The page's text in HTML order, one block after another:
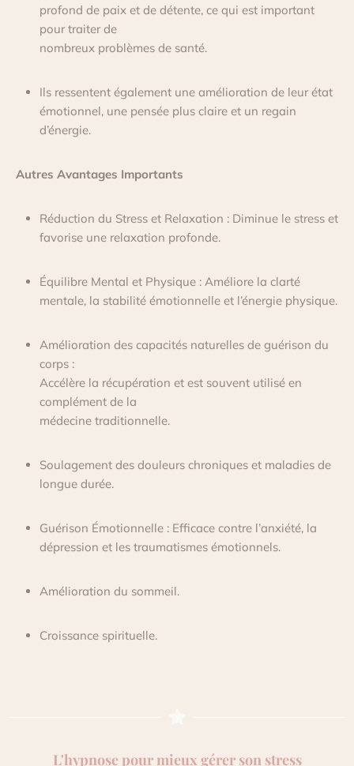
profond de paix et de détente, ce qui est important
pour traiter de
nombreux problèmes de santé.
Ils ressentent également une amélioration de leur état
émotionnel, une pensée plus claire et un regain
d’énergie.
Autres Avantages Importants
Réduction du Stress et Relaxation : Diminue le stress et
favorise une relaxation profonde.
Équilibre Mental et Physique : Améliore la clarté
mentale, la stabilité émotionnelle et l’énergie physique.
Amélioration des capacités naturelles de guérison du
corps :
Accélère la récupération et est souvent utilisé en
complément de la
médecine traditionnelle.
Soulagement des douleurs chroniques et maladies de
longue durée.
Guérison Émotionnelle : Efficace contre l’anxiété, la
dépression et les traumatismes émotionnels.
Amélioration du sommeil.
Croissance spirituelle.
L'hypnose pour mieux gérer son stress